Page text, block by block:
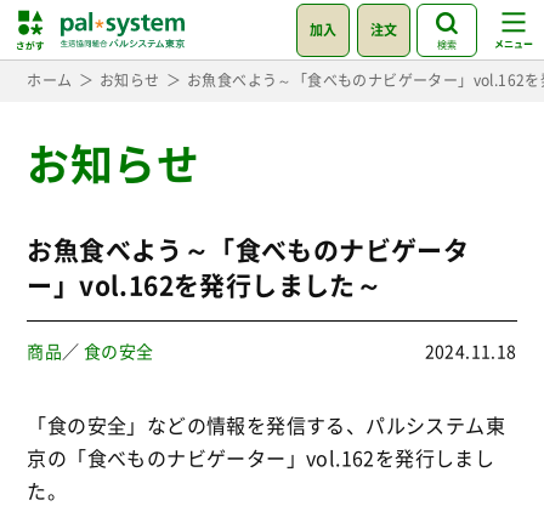
加入 注文
検索
ホーム お知らせ お魚食べよう～「食べものナビゲーター」vol.162
お知らせ
お魚食べよう～「食べものナビゲータ
ー」vol.162を発行しました～
商品／食の安全 2024.11.18
「食の安全」などの情報を発信する、パルシステム東
京の「食べものナビゲーター」vol.162を発行しまし
た。